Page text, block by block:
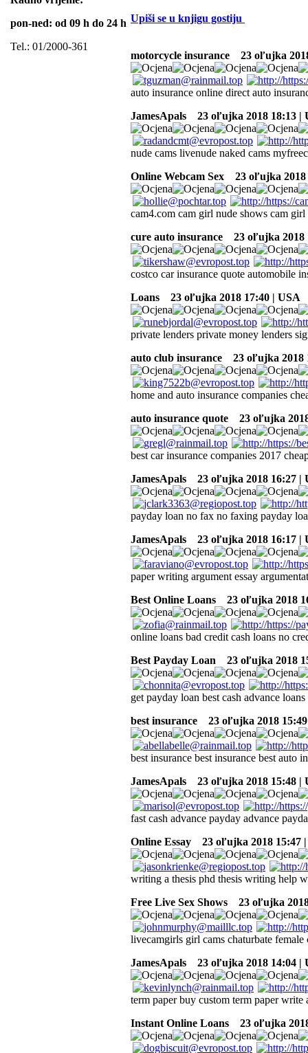
pon-ned: od 09 h do 24 h
Tel.: 01/2000-361
Upiši se u knjigu gostiju
motorcycle insurance 23 oľujka
auto insurance online direct auto
JamesApals
23 oľujka 2018 18:13 |
nude cams livenude naked cams
Online Webcam Sex
23 oľujka 2018
cam4.com cam girl nude shows cam girl
cure auto insurance
23 oľujka 2018
costco car insurance quote automobile
Loans
23 oľujka 2018 17:40 | USA
private lenders private money lenders
auto club insurance
23 oľujka 2018
home and auto insurance companies
auto insurance quote
23 oľujka
best car insurance companies 2017
JamesApals
23 oľujka 2018 16:27 |
payday loan no fax no faxing payday
JamesApals
23 oľujka 2018 16:17 |
paper writing argument essay
Best Online Loans
23 oľujka 2018
online loans bad credit cash loans no
Best Payday Loan
23 oľujka 2018
get payday loan best cash advance
best insurance
23 oľujka 2018
best insurance best insurance best auto
JamesApals
23 oľujka 2018 15:48 |
fast cash advance payday advance
Online Essay
23 oľujka 2018 15:47
writing a thesis phd thesis writing help
Free Live Sex Shows
23 oľujka
livecamgirls girl cams chaturbate female
JamesApals
23 oľujka 2018 14:04 |
term paper buy custom term paper write
Instant Online Loans
23 oľujka